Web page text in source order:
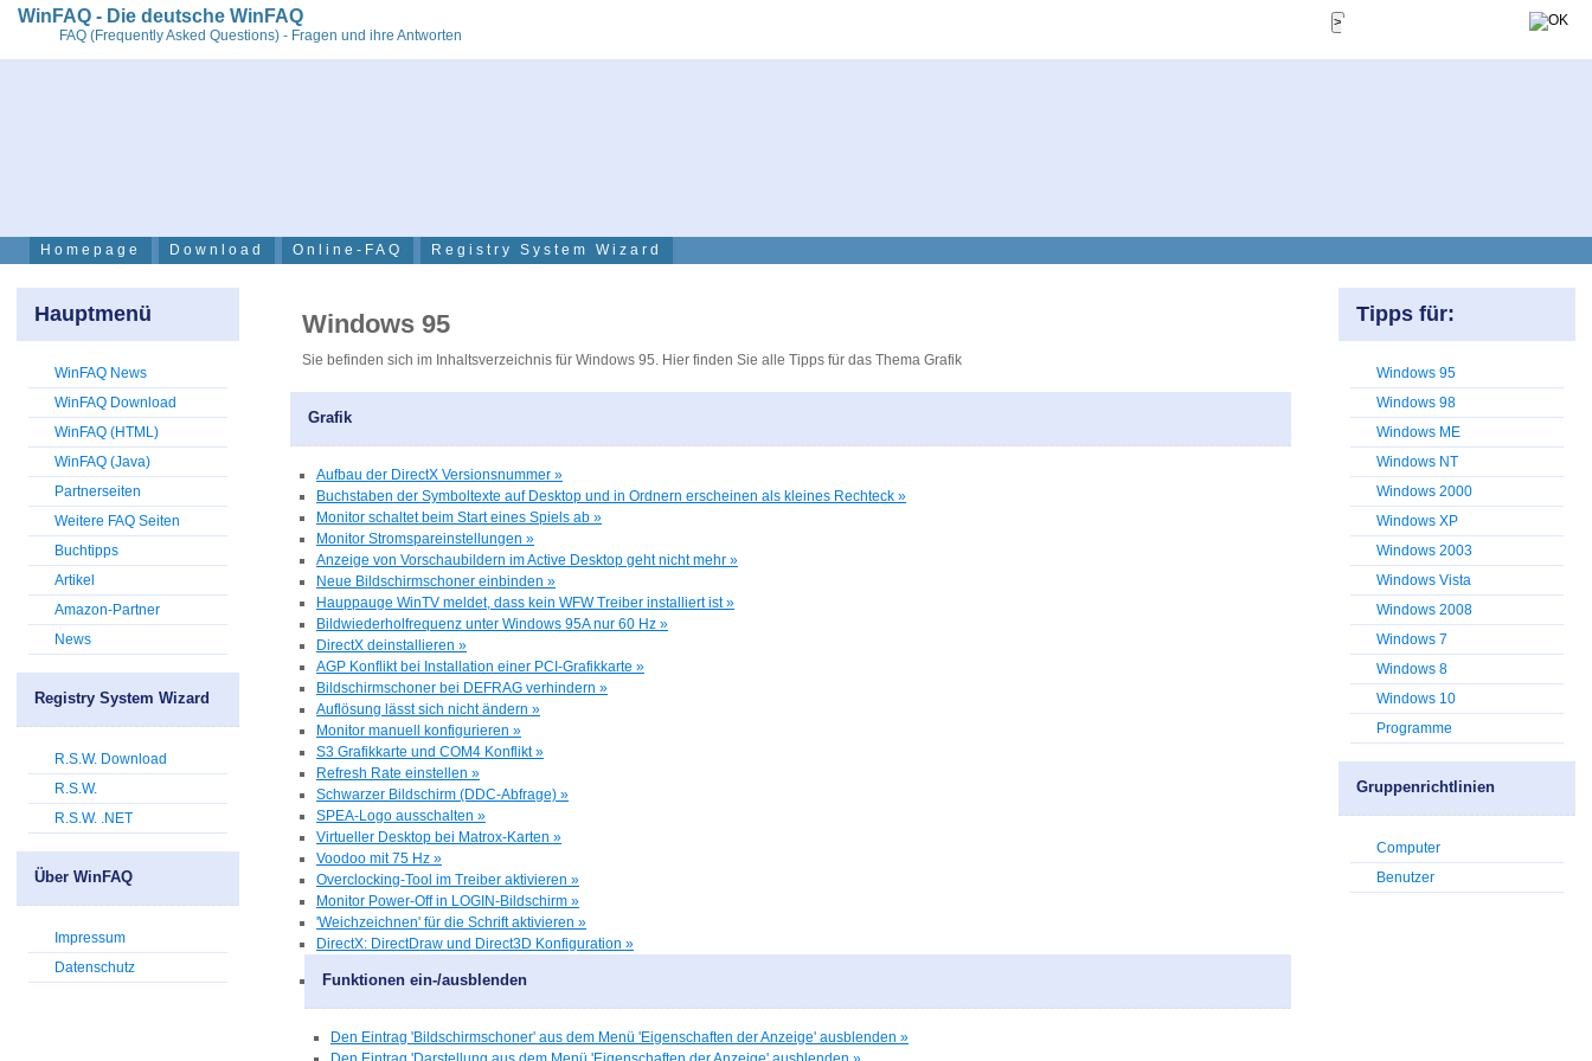
WinFAQ - Die deutsche WinFAQ
FAQ (Frequently Asked Questions) - Fragen und ihre Antworten
Homepage Download Online-FAQ Registry System Wizard
Tipps für:
Windows 95
Windows 98
Windows ME
Windows NT
Windows 2000
Windows XP
Windows 2003
Windows Vista
Windows 2008
Windows 7
Windows 8
Windows 10
Programme
Gruppenrichtlinien
Computer
Benutzer
Windows 95
Sie befinden sich im Inhaltsverzeichnis für Windows 95. Hier finden Sie alle Tipps für das Thema Grafik
Grafik
Aufbau der DirectX Versionsnummer »
Buchstaben der Symboltexte auf Desktop und in Ordnern erscheinen als kleines Rechteck »
Monitor schaltet beim Start eines Spiels ab »
Monitor Stromspareinstellungen »
Anzeige von Vorschaubildern im Active Desktop geht nicht mehr »
Neue Bildschirmschoner einbinden »
Hauppauge WinTV meldet, dass kein WFW Treiber installiert ist »
Bildwiederholfrequenz unter Windows 95A nur 60 Hz »
DirectX deinstallieren »
AGP Konflikt bei Installation einer PCI-Grafikkarte »
Bildschirmschoner bei DEFRAG verhindern »
Auflösung lässt sich nicht ändern »
Monitor manuell konfigurieren »
S3 Grafikkarte und COM4 Konflikt »
Refresh Rate einstellen »
Schwarzer Bildschirm (DDC-Abfrage) »
SPEA-Logo ausschalten »
Virtueller Desktop bei Matrox-Karten »
Voodoo mit 75 Hz »
Overclocking-Tool im Treiber aktivieren »
Monitor Power-Off in LOGIN-Bildschirm »
'Weichzeichnen' für die Schrift aktivieren »
DirectX: DirectDraw und Direct3D Konfiguration »
Funktionen ein-/ausblenden
Den Eintrag 'Bildschirmschoner' aus dem Menü 'Eigenschaften der Anzeige' ausblenden »
Hauptmenü
WinFAQ News
WinFAQ Download
WinFAQ (HTML)
WinFAQ (Java)
Partnerseiten
Weitere FAQ Seiten
Buchtipps
Artikel
Amazon-Partner
News
Registry System Wizard
R.S.W. Download
R.S.W.
R.S.W. .NET
Über WinFAQ
Impressum
Datenschutz